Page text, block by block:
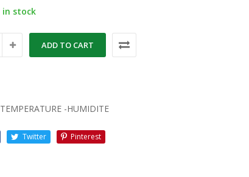
in stock
ADD TO CART
TEMPERATURE -HUMIDITE
Twitter Pinterest